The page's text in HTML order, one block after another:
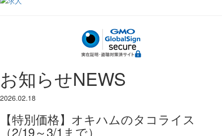
お知らせNEWS
2026.02.18
【特別価格】オキハムのタコライス
（2/19～3/1まで）